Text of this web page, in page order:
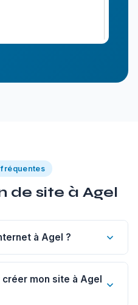
fréquentes
de site à Agel
à Agel ?
à Agel commence à 1
à partir de 1 800€, un e-
dès 500€.
mon site à Agel